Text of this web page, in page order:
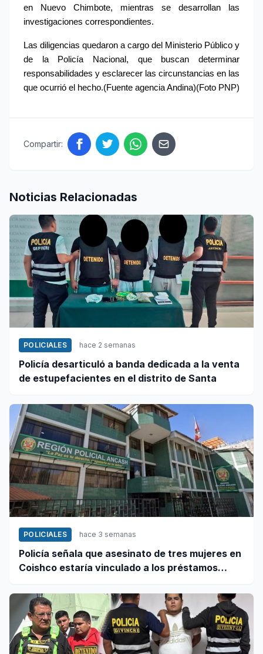
en Nuevo Chimbote, mientras se desarrollan las
investigaciones correspondientes.
Las diligencias quedaron a cargo del Ministerio Público y
de la Policía Nacional, que buscan determinar
responsabilidades y esclarecer las circunstancias en las
que ocurrió el hecho.(Fuente agencia Andina)(Foto PNP)
Compartir:
Noticias Relacionadas
POLICIALES hace 2 semanas
Policía desarticuló a banda dedicada a la venta
de estupefacientes en el distrito de Santa
POLICIALES hace 3 semanas
Policía señala que asesinato de tres mujeres en
Coishco estaría vinculado a los préstamos